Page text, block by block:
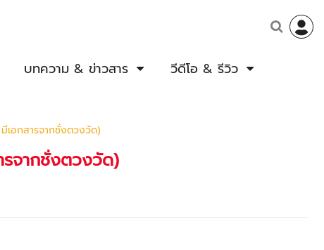
บทความ & ข่าวสาร
วีดีโอ & รีวิว
เอกสารจากชั่งตวงวัด)
จากชั่งตวงวัด)